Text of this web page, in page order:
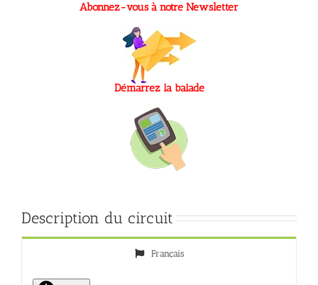
Abonnez-vous à notre Newsletter
Démarrez la balade
Description du circuit
Français